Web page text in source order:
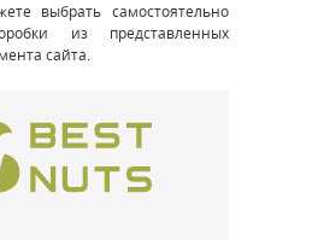
выбрать самостоятельно
из представленных
сайта.